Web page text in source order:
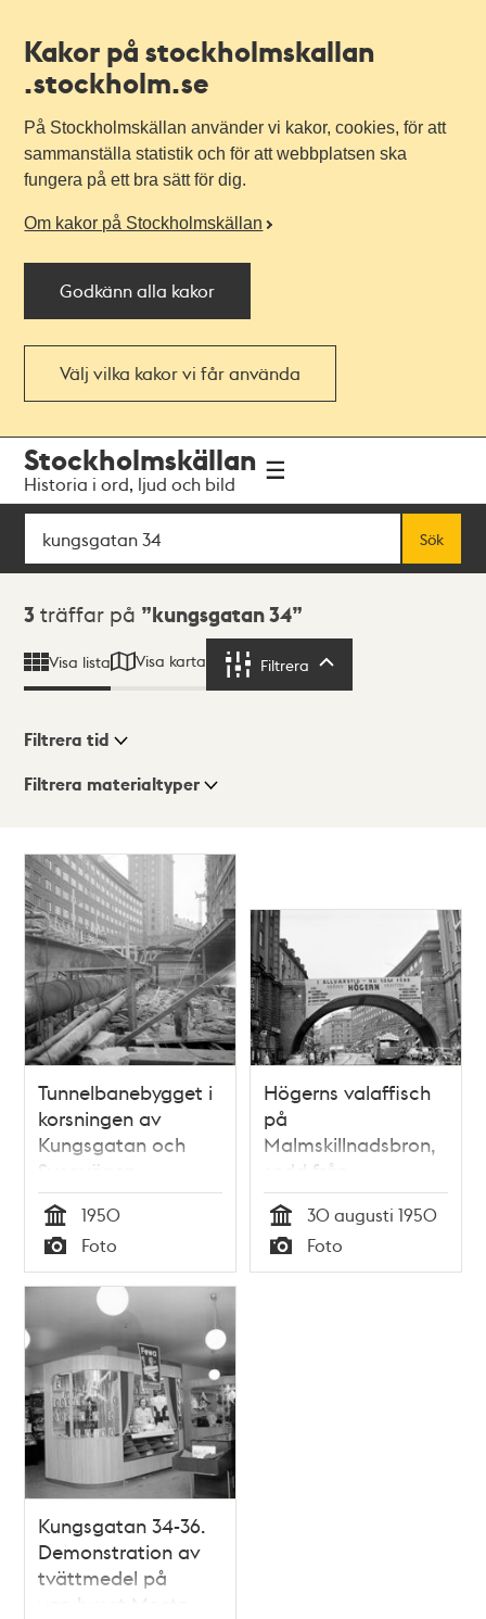
Kakor på stockholmskallan
.stockholm.se
På Stockholmskällan använder vi kakor, cookies, för att
sammanställa statistik och för att webbplatsen ska
fungera på ett bra sätt för dig.
Om kakor på Stockholmskällan
Godkänn alla kakor
Välj vilka kakor vi får använda
navigationen
huvudinnehållet
Stockholmskällan
Historia i ord, ljud och bild
Sök
Sök
Sökresultat
3 träffar på kungsgatan 34
Visa lista Visa karta Filtrera
Visningsläge
Lista
Karta
Filtrera tid
Filtrera materialtyper
träffar
Tunnelbanebygget i
korsningen av
Kungsgatan och
Sveavägen
Tid
1950
Typ
Foto
Högerns valaffisch
på
Malmskillnadsbron,
sedd från
Kungsgatan
Tid
30 augusti 1950
Typ
Foto
Kungsgatan 34-36.
Demonstration av
tvättmedel på
varuhuset Meetz